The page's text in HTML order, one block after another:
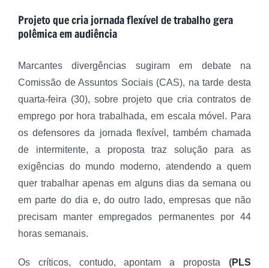
Projeto que cria jornada flexível de trabalho gera
polêmica em audiência
Marcantes divergências sugiram em debate na
Comissão de Assuntos Sociais (CAS), na tarde desta
quarta-feira (30), sobre projeto que cria contratos de
emprego por hora trabalhada, em escala móvel. Para
os defensores da jornada flexível, também chamada
de intermitente, a proposta traz solução para as
exigências do mundo moderno, atendendo a quem
quer trabalhar apenas em alguns dias da semana ou
em parte do dia e, do outro lado, empresas que não
precisam manter empregados permanentes por 44
horas semanais.
Os críticos, contudo, apontam a proposta (PLS